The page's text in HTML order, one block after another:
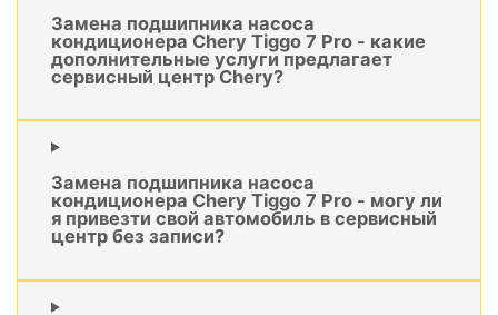
Замена подшипника насоса
кондиционера Chery Tiggo 7 Pro - какие
дополнительные услуги предлагает
сервисный центр Chery?
Замена подшипника насоса
кондиционера Chery Tiggo 7 Pro - могу ли
я привезти свой автомобиль в сервисный
центр без записи?